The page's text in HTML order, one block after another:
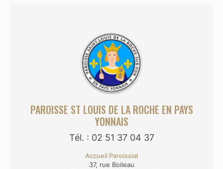
PAROISSE ST LOUIS DE LA ROCHE EN PAYS
YONNAIS
Tél. : 02 51 37 04 37
Accueil Paroissial
37, rue Boileau